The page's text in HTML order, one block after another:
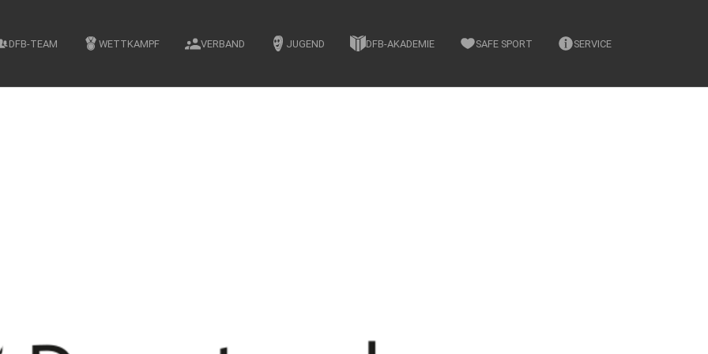
DFB-TEAM WETTKAMPF VERBAND JUGEND DFB-AKADEMIE SAFE SPORT SERVICE